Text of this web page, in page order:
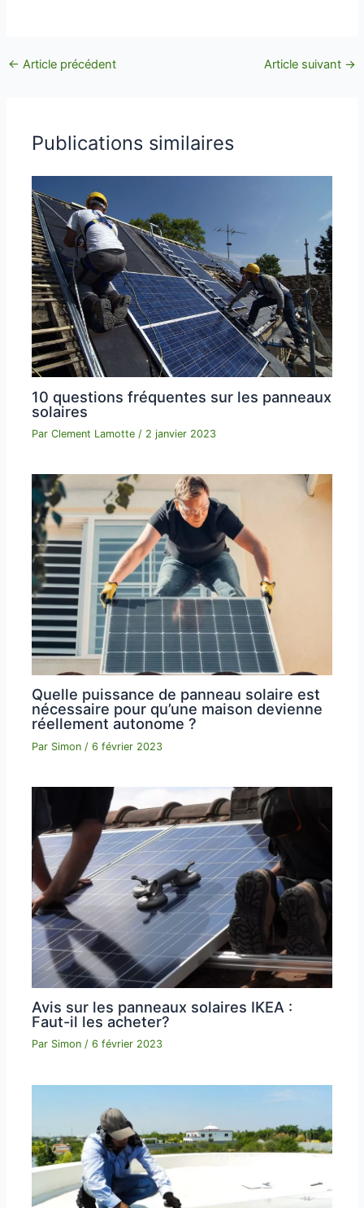
← Article précédent Article suivant →
Publications similaires
10 questions fréquentes sur les panneaux
solaires
ParClement Lamotte / 2 janvier 2023
Quelle puissance de panneau solaire est
nécessaire pour qu’une maison devienne
réellement autonome ?
Par Simon /6 février 2023
Avis sur les panneaux solaires IKEA :
Faut-il les acheter?
Par Simon/6 février 2023